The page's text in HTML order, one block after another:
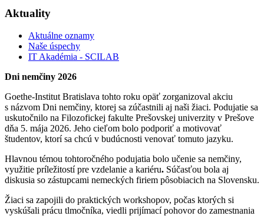
Aktuality
Aktuálne oznamy
Naše úspechy
IT Akadémia - SCILAB
Dni nemčiny 2026
Goethe-Institut Bratislava tohto roku opäť zorganizoval akciu
s názvom Dni nemčiny, ktorej sa zúčastnili aj naši žiaci. Podujatie sa
uskutočnilo na Filozofickej fakulte Prešovskej univerzity v Prešove
dňa 5. mája 2026. Jeho cieľom bolo podporiť a motivovať
študentov, ktorí sa chcú v budúcnosti venovať tomuto jazyku.
Hlavnou témou tohtoročného podujatia bolo učenie sa nemčiny,
využitie príležitostí pre vzdelanie a kariéru. Súčasťou bola aj
diskusia so zástupcami nemeckých firiem pôsobiacich na Slovensku.
Žiaci sa zapojili do praktických workshopov, počas ktorých si
vyskúšali prácu tlmočníka, viedli prijímací pohovor do zamestnania